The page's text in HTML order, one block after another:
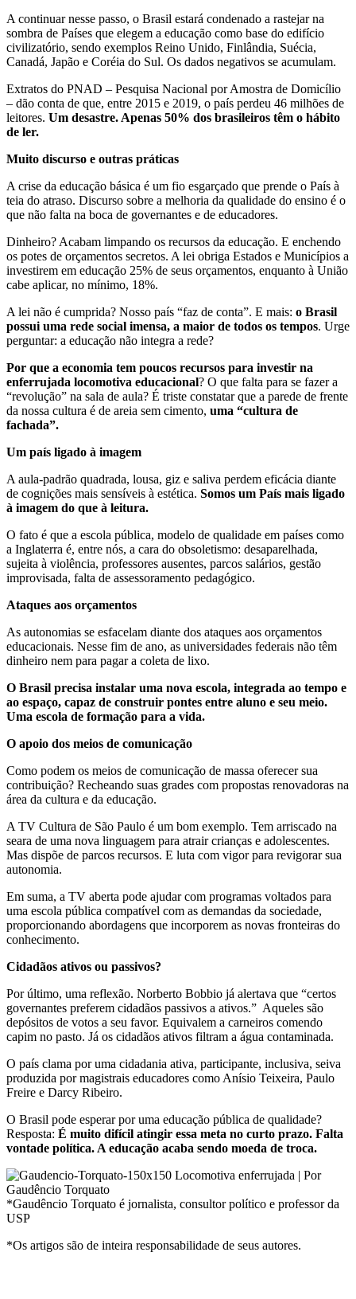
A continuar nesse passo, o Brasil estará condenado a rastejar na
sombra de Países que elegem a educação como base do edifício
civilizatório, sendo exemplos Reino Unido, Finlândia, Suécia,
Canadá, Japão e Coréia do Sul. Os dados negativos se acumulam.
Extratos do PNAD – Pesquisa Nacional por Amostra de Domicílio
– dão conta de que, entre 2015 e 2019, o país perdeu 46 milhões de
leitores. Um desastre. Apenas 50% dos brasileiros têm o hábito
de ler.
Muito discurso e outras práticas
A crise da educação básica é um fio esgarçado que prende o País à
teia do atraso. Discurso sobre a melhoria da qualidade do ensino é o
que não falta na boca de go­vernantes e de educadores.
Dinheiro? Acabam limpando os recursos da educação. E enchendo
os potes de orçamentos secretos. A lei obriga Estados e Muni­cípios a
investirem em educação 25% de seus orçamentos, enquanto à União
cabe aplicar, no mínimo, 18%.
A lei não é cumprida? Nosso país “faz de conta”. E mais: o Brasil
possui uma rede social imensa, a maior de todos os tempos. Urge
perguntar: a educação não integra a rede?
Por que a economia tem poucos recursos para investir na
enferrujada locomotiva educacional? O que falta para se fazer a
“revolução” na sala de aula? É triste constatar que a parede de frente
da nossa cultura é de areia sem cimento, uma “cultura de
fachada”.
Um país ligado à imagem
A aula-padrão quadrada, lousa, giz e saliva perdem eficácia diante
de cognições mais sensíveis à estética. Somos um País mais ligado
à imagem do que à leitura.
O fato é que a escola pública, modelo de qualidade em países como
a Inglaterra é, entre nós, a cara do obsoletismo: desaparelhada,
sujeita à violência, pro­fessores ausentes, parcos salários, gestão
improvisada, falta de asses­soramento pedagógico.
Ataques aos orçamentos
As autonomias se esfacelam diante dos ataques aos orçamentos
educacionais. Nesse fim de ano, as universidades federais não têm
dinheiro nem para pagar a coleta de lixo.
O Brasil precisa instalar uma nova es­cola, integrada ao tempo e
ao espaço, capaz de construir pontes entre aluno e seu meio.
Uma escola de formação para a vida.
O apoio dos meios de comunicação
Como podem os meios de comunicação de massa oferecer sua
contribuição? Recheando suas grades com propostas renovadoras na
área da cultura e da educação.
A TV Cultura de São Paulo é um bom exemplo. Tem arriscado na
seara de uma nova linguagem para atrair crianças e adolescentes.
Mas dispõe de parcos recursos. E luta com vigor para revigorar sua
autonomia.
Em suma, a TV aberta pode ajudar com programas voltados para
uma escola pública compatível com as demandas da sociedade,
proporcionando abordagens que in­corporem as novas fronteiras do
conhecimento.
Cidadãos ativos ou passivos?
Por último, uma reflexão. Norber­to Bobbio já alertava que “certos
governantes preferem cidadãos passivos a ativos.” Aqueles são
depósitos de votos a seu favor. Equivalem a carneiros comendo
capim no pasto. Já os cidadãos ativos filtram a água contaminada.
O país clama por uma cidadania ativa, participante, inclusiva, seiva
produzida por magistrais educadores como Anísio Teixeira, Paulo
Freire e Darcy Ribeiro.
O Brasil pode esperar por uma educação pública de qualidade?
Resposta: É muito difícil atingir essa meta no curto prazo. Falta
vontade política. A educação acaba sendo moeda de troca.
*Gaudêncio Torquato é jornalista, consultor político e professor da
USP
*Os artigos são de inteira responsabilidade de seus autores.